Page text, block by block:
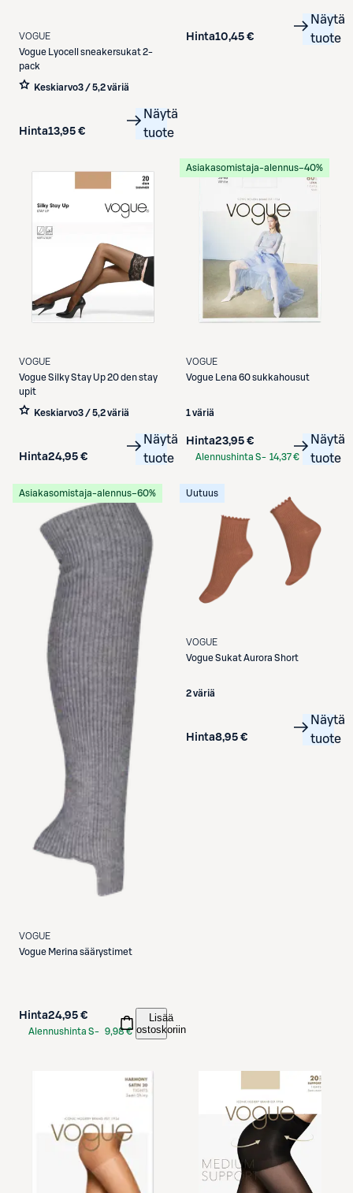
VOGUE
Vogue
Lyocell sneakersukat 2-
pack
Keskiarvo3 / 5,2 väriä
Hinta13,95 €
Näytä
tuote
Hinta10,45 €
Näytä
tuote
VOGUE
VogueSilky Stay Up 20 den stay
upit
Keskiarvo3 / 5,2 väriä
Hinta24,95 €
Näytä
tuote
Asiakasomistaja-alennus−40%
VOGUE
Vogue
Lena 60 sukkahousut
1 väriä
Hinta23,95 €
Alennushinta S- 14,37 €
Näytä
tuote
Asiakasomistaja-alennus−60%
VOGUE
Vogue Merina säärystimet
Hinta24,95 €
Alennushinta S- 9,98 €
Lisää
ostoskoriin
Uutuus
VOGUE
VogueSukat Aurora Short
2 väriä
Hinta8,95 €
Näytä
tuote